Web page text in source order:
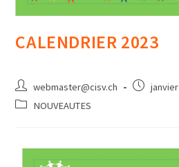
CALENDRIER 2023
webmaster@cisv.ch
NOUVEAUTES